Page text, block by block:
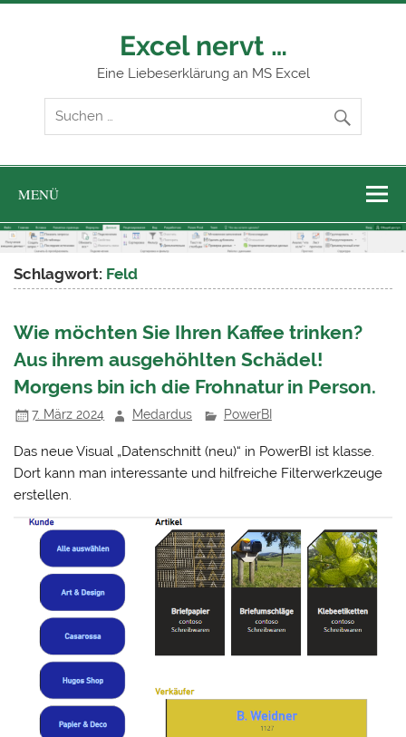
Zum
Excel nervt …
Eine Liebeserklärung an MS Excel
MENÜ
Schlagwort: Feld
Wie möchten Sie Ihren Kaffee trinken?
Aus ihrem ausgehöhlten Schädel!
Morgens bin ich die Frohnatur in Person.
7. März 2024 Medardus PowerBI
Das neue Visual „Datenschnitt (neu)“ in PowerBI ist klasse.
Dort kann man interessante und hilfreiche Filterwerkzeuge
erstellen.